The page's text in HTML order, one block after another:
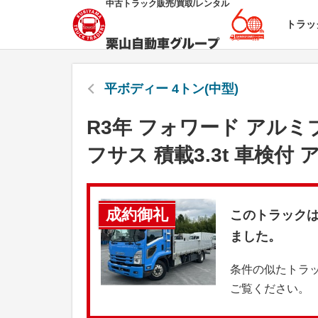
中古トラック販売/買取/レンタル
トラ
平ボディー 4トン(中型)
R3年 フォワード アルミ
フサス 積載3.3t 車検付
成約御礼
このトラック
ました。
条件の似たトラ
ご覧ください。